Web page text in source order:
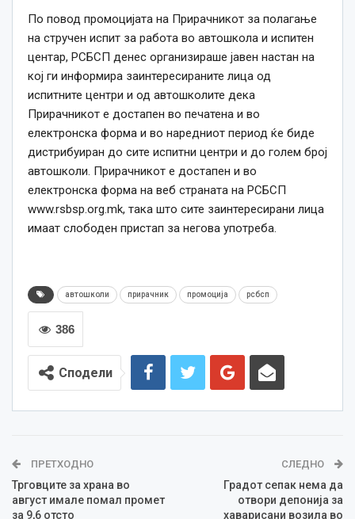
По повод промоцијата на Прирачникот за полагање
на стручен испит за работа во автошкола и испитен
центар, РСБСП денес организираше јавен настан на
кој ги информира заинтересираните лица од
испитните центри и од автошколите дека
Прирачникот е достапен во печатена и во
електронска форма и во наредниот период ќе биде
дистрибуиран до сите испитни центри и до голем број
автошколи. Прирачникот е достапен и во
електронска форма на веб страната на РСБСП
www.rsbsp.org.mk, така што сите заинтересирани лица
имаат слободен пристап за негова употреба.
автошколи прирачник промоција рсбсп
386
Сподели
ПРЕТХОДНО
Трговците за храна во
август имале помал промет
за 9,6 отсто
СЛЕДНО
Градот сепак нема да
отвори депонија за
хаварисани возила во